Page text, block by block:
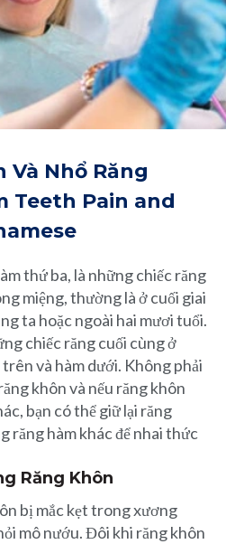
Và Nhổ Răng
Teeth Pain and
thứ ba, là những chiếc răng
miệng, thường là ở cuối giai
ta hoặc ngoài hai mươi tuổi.
chiếc răng cuối cùng ở
và hàm dưới. Không phải
khôn và nếu răng khôn
bạn có thể giữ lại răng
răng hàm khác để nhai thức
Răng Khôn
bị mắc kẹt trong xương
mô nướu. Đôi khi răng khôn